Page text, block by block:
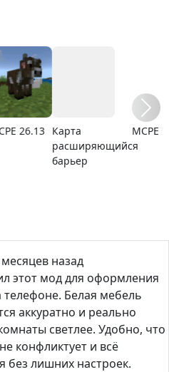
Карта ада
Мод I Heard
It Too
назад
этот мод для оформления
Белая мебель
аккуратно и реально
светлее. Удобно, что
конфликтует и всё
без лишних настроек.